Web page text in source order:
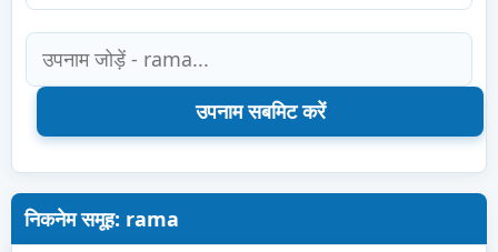
निकनेम समूह: rama